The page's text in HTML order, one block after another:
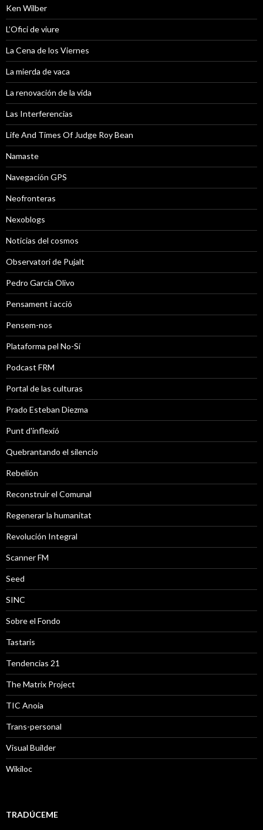
Ken Wilber
L’Ofici de viure
La Cena de los Viernes
La mierda de vaca
La renovación de la vida
Las Interferencias
Life And Times Of Judge Roy Bean
Namaste
Navegación GPS
Neofronteras
Nexoblogs
Noticias del cosmos
Observatori de Pujalt
Pedro García Olivo
Pensament i acció
Pensem-nos
Plataforma pel No-Sí
Podcast FRM
Portal de las culturas
Prado Esteban Diezma
Punt d'inflexió
Quebrantando el silencio
Rebelión
Reconstruir el Comunal
Regenerar la humanitat
Revolución Integral
Scanner FM
Seed
SINC
Sobre el Fondo
Tastaris
Tendencias 21
The Matrix Project
TIC Anoia
Trans-personal
Visual Builder
Wikiloc
TRADÚCEME